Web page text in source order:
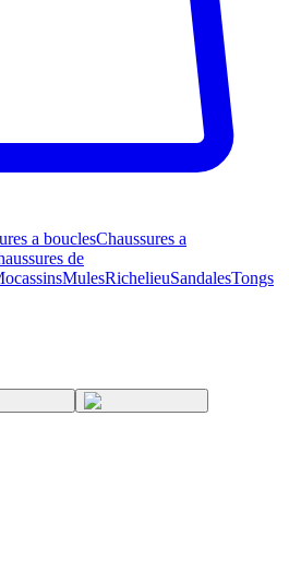
a bouclesChaussures a
de
MulesRichelieuSandalesTongs